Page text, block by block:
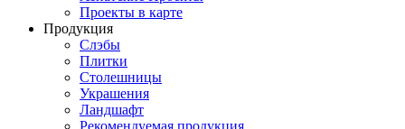
Проекты в карте
Продукция
Слэбы
Плитки
Столешницы
Украшения
Ландшафт
Рекомендуемая продукция